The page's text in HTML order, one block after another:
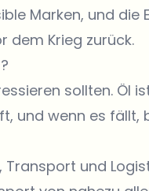
Marken, und die
dem Krieg zurück.
sollten. Öl
und wenn es fällt,
Transport und